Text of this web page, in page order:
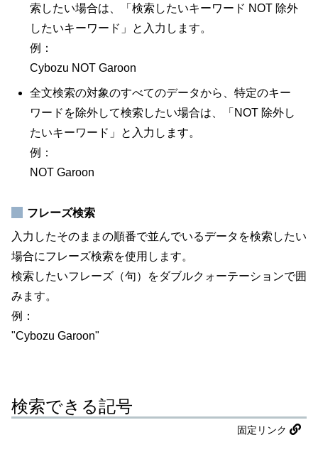
索したい場合は、「検索したいキーワード NOT 除外
したいキーワード」と入力します。
例：
Cybozu NOT Garoon
全文検索の対象のすべてのデータから、特定のキー
ワードを除外して検索したい場合は、「NOT 除外し
たいキーワード」と入力します。
例：
NOT Garoon
フレーズ検索
入力したそのままの順番で並んでいるデータを検索したい
場合にフレーズ検索を使用します。
検索したいフレーズ（句）をダブルクォーテーションで囲
みます。
例：
"Cybozu Garoon"
検索できる記号
固定リンク